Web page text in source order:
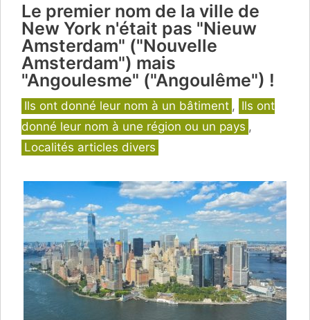
Le premier nom de la ville de
New York n'était pas "Nieuw
Amsterdam" ("Nouvelle
Amsterdam") mais
"Angoulesme" ("Angoulême") !
Catégories
Ils ont donné leur nom à un bâtiment , Ils ont
donné leur nom à une région ou un pays ,
Localités articles divers